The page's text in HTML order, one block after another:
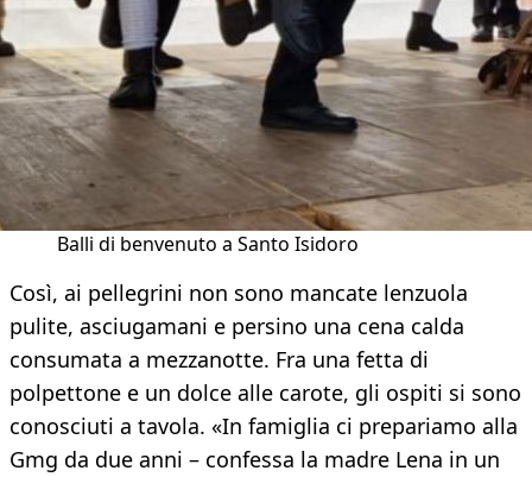
Balli di benvenuto a Santo Isidoro
Così, ai pellegrini non sono mancate lenzuola
pulite, asciugamani e persino una cena calda
consumata a mezzanotte. Fra una fetta di
polpettone e un dolce alle carote, gli ospiti si sono
conosciuti a tavola. «In famiglia ci prepariamo alla
Gmg da due anni – confessa la madre Lena in un